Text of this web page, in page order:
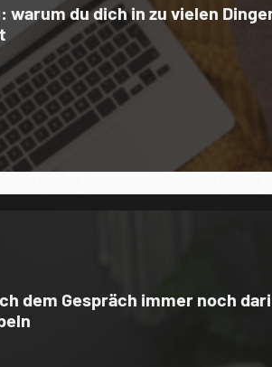
warum du dich in zu vielen
dem Gespräch immer noch